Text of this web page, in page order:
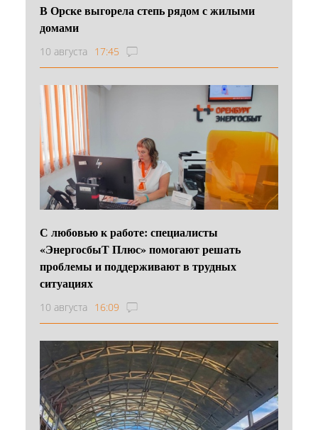
В Орске выгорела степь рядом с жилыми
домами
10 августа 17:45
С любовью к работе: специалисты
«ЭнергосбыТ Плюс» помогают решать
проблемы и поддерживают в трудных
ситуациях
10 августа 16:09